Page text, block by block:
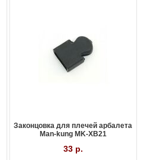
Законцовка для плечей арбалета
Man-kung MK-XB21
33 р.